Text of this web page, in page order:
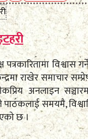
पत्रकारितामा विश्वास
राखेर समाचार
अनलाइन
समयमै,
छ ।